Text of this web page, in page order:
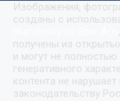
Изображения,
созданы с
получены из
и могут не
генеративного
контента не
законодательству